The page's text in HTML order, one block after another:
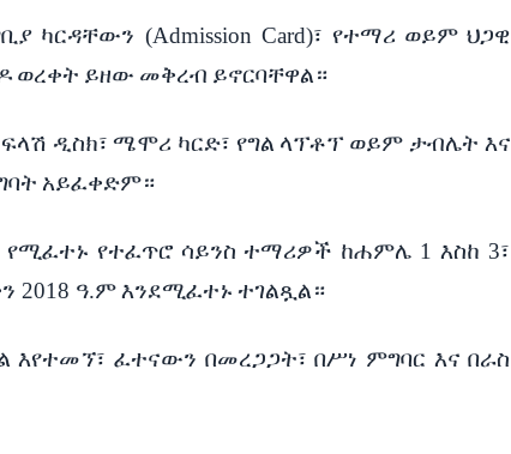
ካርዳቸውን (Admission Card)፣ የተማሪ ወይም ህጋዊ
ወረቀት ይዘው መቅረብ ይኖርባቸዋል።
ፍላሽ ዲስክ፣ ሜሞሪ ካርድ፣ የግል ላፕቶፕ ወይም ታብሌት እና
አይፈቀድም።
የሚፈተኑ የተፈጥሮ ሳይንስ ተማሪዎች ከሐምሌ1እስከ 3፣
2018 ዓ.ምእንደሚፈተኑ ተገልጿል።
እየተመኘ፣ ፈተናውን በመረጋጋት፣ በሥነ ምግባር እና በራስ